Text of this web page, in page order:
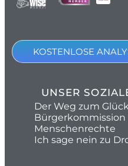
KOSTENLOSE
UNSER
Der Weg zum
Menschenrechte
Ich sage nein zu